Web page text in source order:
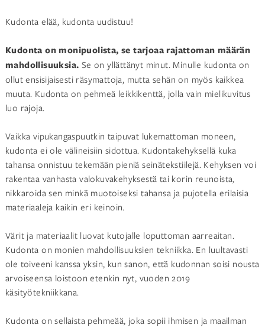
Kudonta elää, kudonta uudistuu!
Kudonta on monipuolista, se tarjoaa rajattoman määrän
mahdollisuuksia. Se on yllättänyt minut. Minulle kudonta on
ollut ensisijaisesti räsymattoja, mutta sehän on myös kaikkea
muuta. Kudonta on pehmeä leikkikenttä, jolla vain mielikuvitus
luo rajoja.
Vaikka vipukangaspuutkin taipuvat lukemattoman moneen,
kudonta ei ole välineisiin sidottua. Kudontakehyksellä kuka
tahansa onnistuu tekemään pieniä seinätekstiilejä. Kehyksen voi
rakentaa vanhasta valokuvakehyksestä tai korin reunoista,
nikkaroida sen minkä muotoiseksi tahansa ja pujotella erilaisia
materiaaleja kaikin eri keinoin.
Värit ja materiaalit luovat kutojalle loputtoman aarreaitan.
Kudonta on monien mahdollisuuksien tekniikka. En luultavasti
ole toiveeni kanssa yksin, kun sanon, että kudonnan soisi nousta
arvoiseensa loistoon etenkin nyt, vuoden 2019
käsityötekniikkana.
Kudonta on sellaista pehmeää, joka sopii ihmisen ja maailman